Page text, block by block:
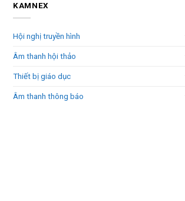
KAMNEX
Hội nghị truyền hình
Âm thanh hội thảo
Thiết bị giáo dục
Âm thanh thông báo